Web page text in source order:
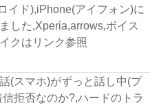
イド),iPhone(アイフォン)に
した,Xperia,arrows,ボイス
クはリンク参照
(スマホ)がずっと話し中(プ
拒否なのか?,ハードのトラ